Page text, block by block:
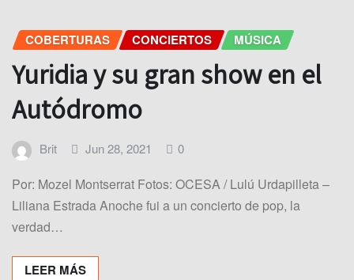
COBERTURAS CONCIERTOS MÚSICA
Yuridia y su gran show en el
Autódromo
Brit Jun 28, 2021 0
Por: Mozel Montserrat Fotos: OCESA / Lulú Urdapilleta –
Liliana Estrada Anoche fui a un concierto de pop, la
verdad…
LEER MÁS